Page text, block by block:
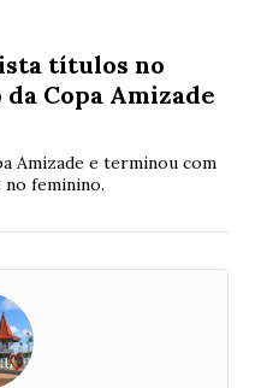
títulos no
Copa Amizade
Amizade e terminou com
feminino.